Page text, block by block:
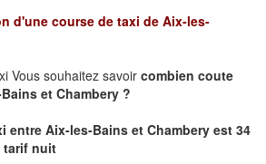
d'une course de taxi de Aix-les-
Vous souhaitez savoir combien coute
etChambery ?
entre Aix-les-Bains et Chambery est 34
tarif nuit